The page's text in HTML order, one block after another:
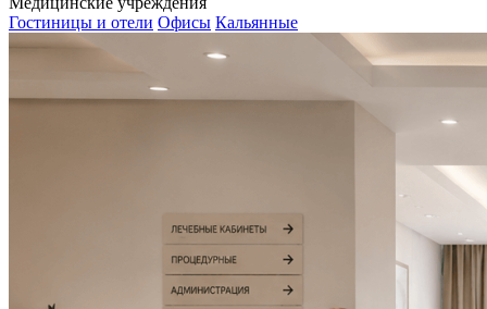
Гостиницы и отели Офисы Кальянные